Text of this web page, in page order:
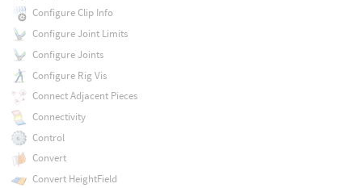
Configure Clip Info
Configure Joint Limits
Configure Joints
Configure Rig Vis
Connect Adjacent Pieces
Connectivity
Control
Convert
Convert HeightField